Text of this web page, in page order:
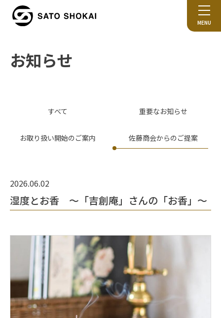
MENU
お知らせ
すべて 重要なお知らせ
お取り扱い開始のご案内 佐藤商会からのご提案
2026.06.02
湿度とお香 ～「吉創庵」さんの「お香」～